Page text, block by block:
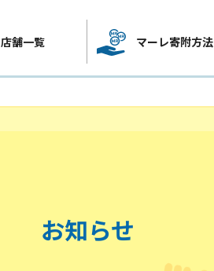
店舗一覧 マーレ寄附方法
お知らせ